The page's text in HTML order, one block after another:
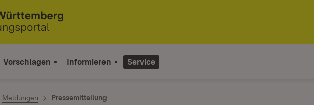
Vorschlagen Informieren Service
Meldungen Pressemitteilung